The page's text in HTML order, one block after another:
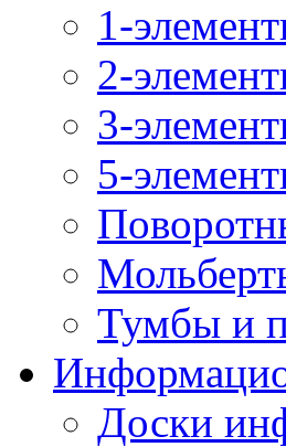
1-
2-
3-
5-
Тумбы и
Доски